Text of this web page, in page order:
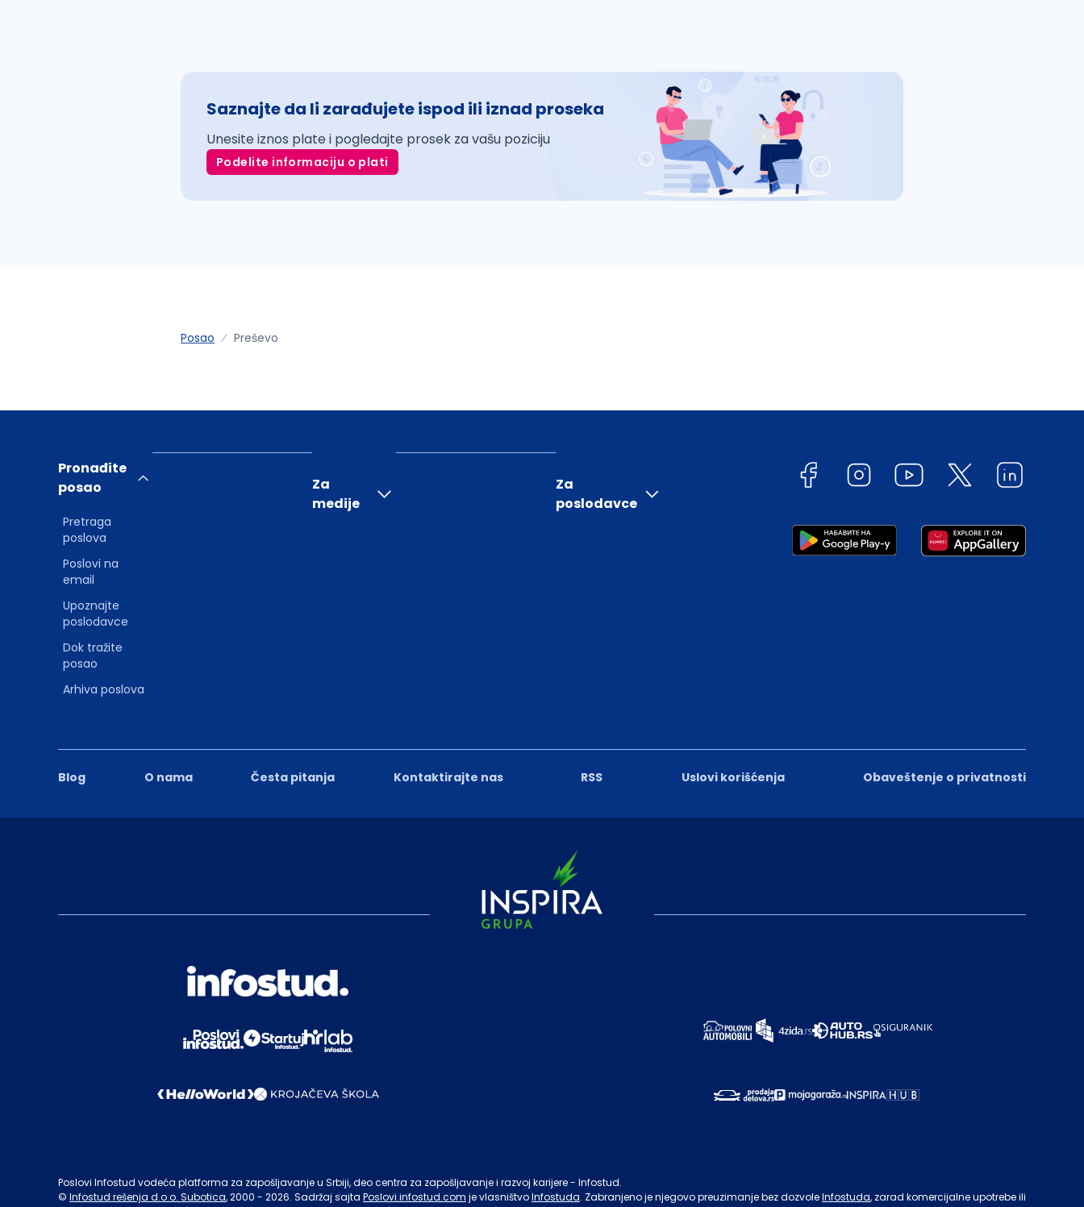
Saznajte da li zarađujete ispod ili iznad proseka
Unesite iznos plate i pogledajte prosek za vašu poziciju
Podelite informaciju o plati
Posao Preševo
Blog O nama Česta pitanja Kontaktirajte nas RSS Uslovi korišćenja Obaveštenje o privatnosti
Pronađite
posao
Pretraga
poslova
Poslovi na
email
Upoznajte
poslodavce
Dok tražite
posao
Arhiva poslova
Za
medije
Za
poslodavce
Poslovi Infostud vodeća platforma za zapošljavanje u Srbiji, deo centra za zapošljavanje i razvoj karijere - Infostud.
© Infostud rešenja d.o.o. Subotica, 2000 - 2026. Sadržaj sajta Poslovi.infostud.com je vlasništvoInfostuda. Zabranjeno je njegovo preuzimanje bez dozvoleInfostuda, zarad komercijalne upotrebe ili